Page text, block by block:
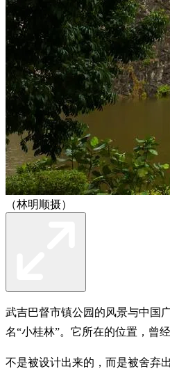
（林明顺摄）
武吉巴督市镇公园的风景与中国
名“小桂林”。它所在的位置，曾
不是被设计出来的，而是被舍弃出